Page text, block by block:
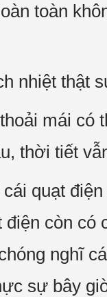
toàn
nhiệt thật
mái có
thời tiết
quạt
còn có
nghĩ
sự bây